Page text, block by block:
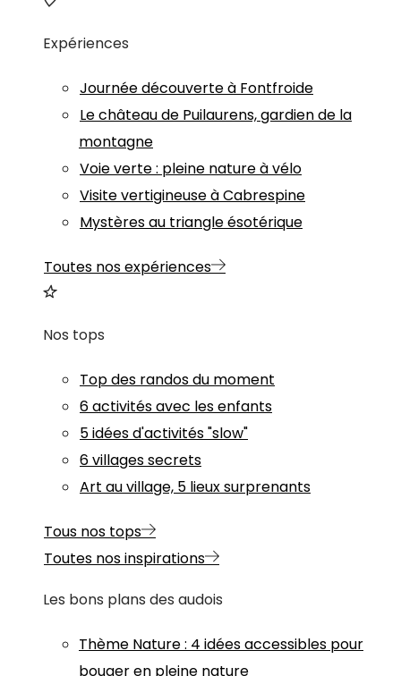
Expériences
Journée découverte à Fontfroide
Le château de Puilaurens, gardien de la
montagne
Voie verte : pleine nature à vélo
Visite vertigineuse à Cabrespine
Mystères au triangle ésotérique
Toutes nos expériences
Nos tops
Top des randos du moment
6 activités avec les enfants
5 idées d'activités "slow"
6 villages secrets
Art au village, 5 lieux surprenants
Tous nos tops
Toutes nos inspirations
Les bons plans des audois
Thème Nature: 4 idées accessibles pour
bouger en pleine nature